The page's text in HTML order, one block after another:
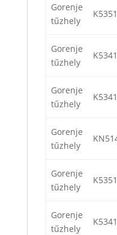
Gorenje
tűzhely
Gorenje
tűzhely
Gorenje
tűzhely
Gorenje
tűzhely
Gorenje
tűzhely
Gorenje
tűzhely